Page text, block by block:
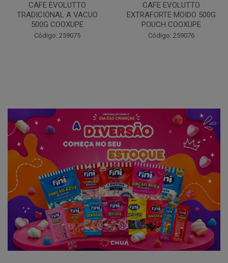
CAFE EVOLUTTO
TRADICIONAL A VACUO
500G COOXUPE
Código: 259075
CAFE EVOLUTTO
EXTRAFORTE MOIDO 500G
POUCH COOXUPE
Código: 259076